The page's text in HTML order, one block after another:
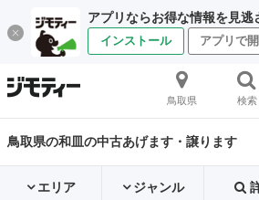
アプリならお得な情報を見逃
インストール アプリで開
鳥取県 検索
鳥取県の和皿の中古あげます・譲ります
エリア ジャンル